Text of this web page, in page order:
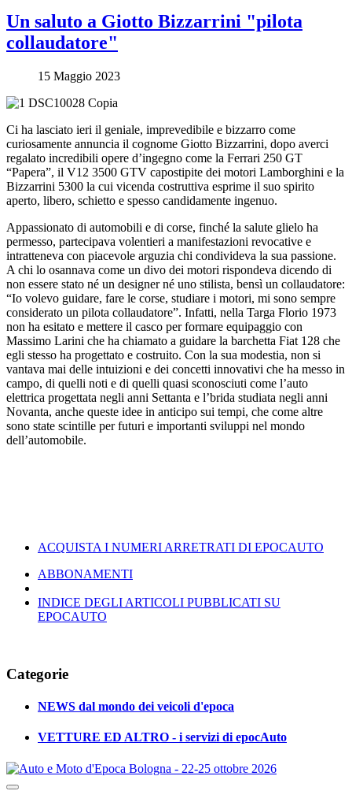
Un saluto a Giotto Bizzarrini "pilota
collaudatore"
15 Maggio 2023
Ci ha lasciato ieri il geniale, imprevedibile e bizzarro come
curiosamente annuncia il cognome Giotto Bizzarrini, dopo averci
regalato incredibili opere d’ingegno come la Ferrari 250 GT
“Papera”, il V12 3500 GTV capostipite dei motori Lamborghini e la
Bizzarrini 5300 la cui vicenda costruttiva esprime il suo spirito
aperto, libero, schietto e spesso candidamente ingenuo.
Appassionato di automobili e di corse, finché la salute glielo ha
permesso, partecipava volentieri a manifestazioni revocative e
intratteneva con piacevole arguzia chi condivideva la sua passione.
A chi lo osannava come un divo dei motori rispondeva dicendo di
non essere stato né un designer né uno stilista, bensì un collaudatore:
“Io volevo guidare, fare le corse, studiare i motori, mi sono sempre
considerato un pilota collaudatore”. Infatti, nella Targa Florio 1973
non ha esitato e mettere il casco per formare equipaggio con
Massimo Larini che ha chiamato a guidare la barchetta Fiat 128 che
egli stesso ha progettato e costruito. Con la sua modestia, non si
vantava mai delle intuizioni e dei concetti innovativi che ha messo in
campo, di quelli noti e di quelli quasi sconosciuti come l’auto
elettrica progettata negli anni Settanta e l’brida studiata negli anni
Novanta, anche queste idee in anticipo sui tempi, che come altre
sono state scintille per futuri e importanti sviluppi nel mondo
dell’automobile.
ACQUISTA I NUMERI ARRETRATI DI EPOCAUTO
ABBONAMENTI
INDICE DEGLI ARTICOLI PUBBLICATI SU
EPOCAUTO
Categorie
NEWS dal mondo dei veicoli d'epoca
VETTURE ED ALTRO - i servizi di epocAuto